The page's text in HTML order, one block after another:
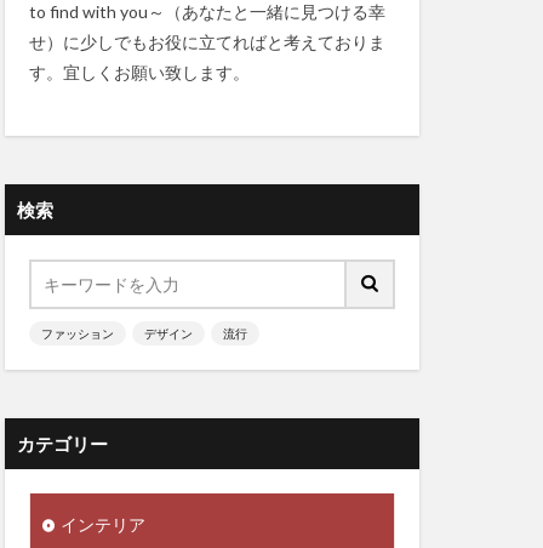
to find with you～（あなたと一緒に見つける幸
せ）に少しでもお役に立てればと考えておりま
す。宜しくお願い致します。
検索
ファッション デザイン 流行
カテゴリー
インテリア